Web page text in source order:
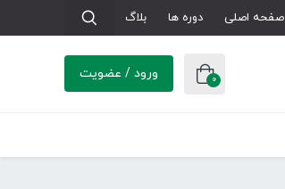
صفحه اصلی دوره ها بلاگ
0 ورود / عضویت